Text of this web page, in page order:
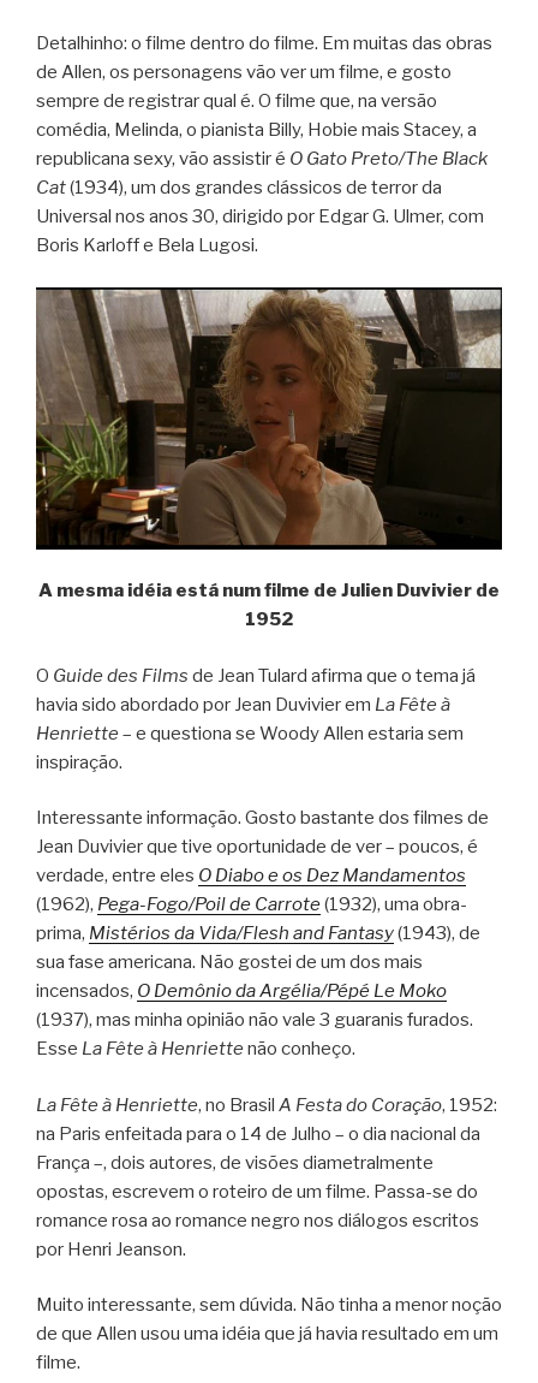
Detalhinho: o filme dentro do filme. Em muitas das obras
de Allen, os personagens vão ver um filme, e gosto
sempre de registrar qual é. O filme que, na versão
comédia, Melinda, o pianista Billy, Hobie mais Stacey, a
republicana sexy, vão assistir é O Gato Preto/The Black
Cat(1934), um dos grandes clássicos de terror da
Universal nos anos 30, dirigido por Edgar G. Ulmer, com
Boris Karloff e Bela Lugosi.
A mesma idéia está num filme de Julien Duvivier de
1952
O Guide des Films de Jean Tulard afirma que o tema já
havia sido abordado por Jean Duvivier em La Fête à
Henriette – e questiona se Woody Allen estaria sem
inspiração.
Interessante informação. Gosto bastante dos filmes de
Jean Duvivier que tive oportunidade de ver – poucos, é
verdade, entre eles O Diabo e os Dez Mandamentos
(1962), Pega-Fogo/Poil de Carrote(1932), uma obra-
prima, Mistérios da Vida/Flesh and Fantasy(1943), de
sua fase americana. Não gostei de um dos mais
incensados, O Demônio da Argélia/Pépé Le Moko
(1937), mas minha opinião não vale 3 guaranis furados.
Esse La Fête à Henriette não conheço.
La Fête à Henriette, no Brasil A Festa do Coração, 1952:
na Paris enfeitada para o 14 de Julho – o dia nacional da
França –, dois autores, de visões diametralmente
opostas, escrevem o roteiro de um filme. Passa-se do
romance rosa ao romance negro nos diálogos escritos
por Henri Jeanson.
Muito interessante, sem dúvida. Não tinha a menor noção
de que Allen usou uma idéia que já havia resultado em um
filme.